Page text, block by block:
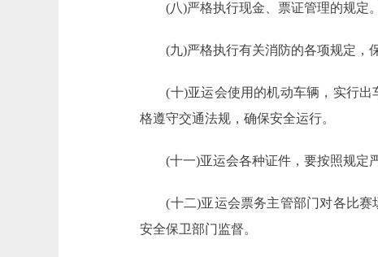
(八)严格执行现金、票证管理的规定。
(九)严格执行有关消防的各项规定，保
(十)亚运会使用的机动车辆，实行出
格遵守交通法规，确保安全运行。
(十一)亚运会各种证件，要按照规定严
(十二)亚运会票务主管部门对各比赛
安全保卫部门监督。